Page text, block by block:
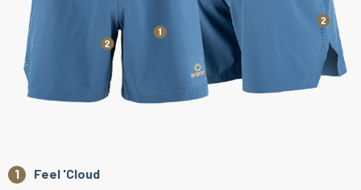
Feel 'Cloud